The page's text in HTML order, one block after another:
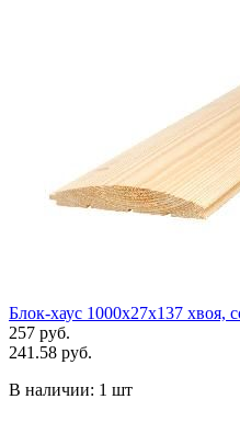
Блок-хаус 1000х27х137
257 руб.
241.58 руб.
В наличии: 1 шт